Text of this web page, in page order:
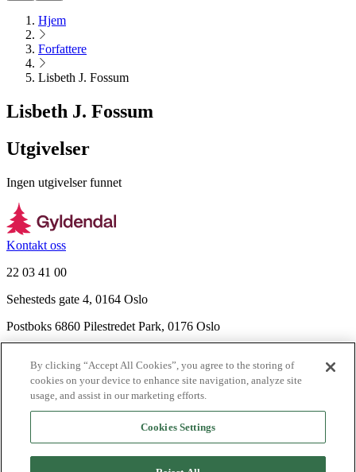
Hjem
Forfattere
Lisbeth J. Fossum
Lisbeth J. Fossum
Utgivelser
Ingen utgivelser funnet
Kontakt oss
22 03 41 00
Sehesteds gate 4, 0164 Oslo
Postboks 6860 Pilestredet Park, 0176 Oslo
Nyhetsbrev
Ledige stillinger
Send inn manus
By clicking “Accept All Cookies”, you agree to the storing of
cookies on your device to enhance site navigation, analyze site
usage, and assist in our marketing efforts.
Cookies Settings